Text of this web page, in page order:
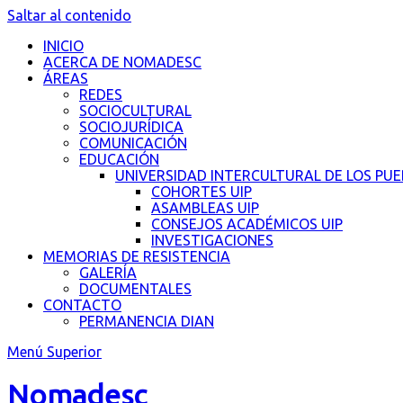
Saltar al contenido
INICIO
ACERCA DE NOMADESC
ÁREAS
REDES
SOCIOCULTURAL
SOCIOJURÍDICA
COMUNICACIÓN
EDUCACIÓN
UNIVERSIDAD INTERCULTURAL DE LOS
COHORTES UIP
ASAMBLEAS UIP
CONSEJOS ACADÉMICOS UIP
INVESTIGACIONES
MEMORIAS DE RESISTENCIA
GALERÍA
DOCUMENTALES
CONTACTO
PERMANENCIA DIAN
Menú Superior
Nomadesc